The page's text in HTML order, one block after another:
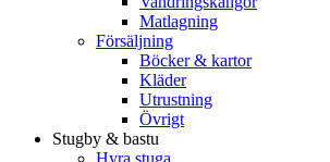
Matlagning
Försäljning
Böcker & kartor
Kläder
Utrustning
Övrigt
Stugby & bastu
Hyra stuga